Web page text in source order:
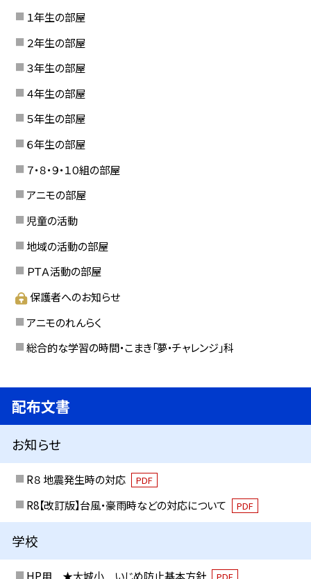
１年生の部屋
２年生の部屋
３年生の部屋
４年生の部屋
５年生の部屋
６年生の部屋
７・８・９・１０組の部屋
アニモの部屋
児童の活動
地域の活動の部屋
ＰＴＡ活動の部屋
保護者へのお知らせ
アニモのれんらく
総合的な学習の時間・こまき「夢・チャレンジ」科
配布文書
お知らせ
R８ 地震発生時の対応 PDF
R8【改訂版】台風・豪雨時などの対応について PDF
学校
HP用 ★大城小 いじめ防止基本方針